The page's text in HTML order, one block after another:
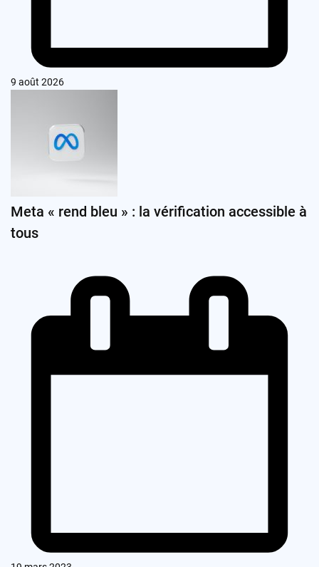
9 août 2026
Meta « rend bleu » : la vérification accessible à
tous